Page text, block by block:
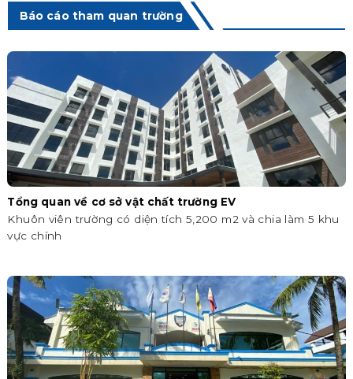
Báo cáo tham quan trường
Tổng quan về cơ sở vật chất trường EV
Khuôn viên trường có diện tích 5,200 m2 và chia làm 5 khu
vực chính